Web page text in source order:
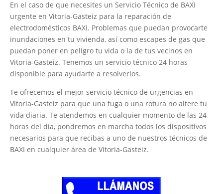
En el caso de que necesites un Servicio Técnico de BAXI
urgente en Vitoria-Gasteiz para la reparación de
electrodomésticos BAXI. Problemas que puedan provocarte
inundaciones en tu vivienda, así como escapes de gas que
puedan poner en peligro tu vida o la de tus vecinos en
Vitoria-Gasteiz. Tenemos un servicio técnico 24 horas
disponible para ayudarte a resolverlos.
Te ofrecemos el mejor servicio técnico de urgencias en
Vitoria-Gasteiz para que una fuga o una rotura no altere tu
vida diaria. Te atendemos en cualquier momento de las 24
horas del día, pondremos en marcha todos los dispositivos
necesarios para que recibas a uno de nuestros técnicos de
BAXI en cualquier área de Vitoria-Gasteiz.